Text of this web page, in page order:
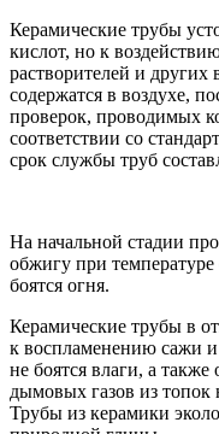
Керамические трубы
кислот, но к
растворителей и
содержатся в воздухе,
проверок, проводимых
соответствии со
срок службы труб
На начальной стадии
обжигу при
боятся огня.
Керамические трубы в
к воспламенению сажи
не боятся влаги, а
дымовых газов из топок
Трубы из керамики